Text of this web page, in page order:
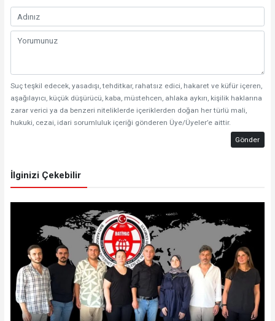
Suç teşkil edecek, yasadışı, tehditkar, rahatsız edici, hakaret ve küfür içeren,
aşağılayıcı, küçük düşürücü, kaba, müstehcen, ahlaka aykırı, kişilik haklarına
zarar verici ya da benzeri niteliklerde içeriklerden doğan her türlü mali,
hukuki, cezai, idari sorumluluk içeriği gönderen Üye/Üyeler’e aittir.
Gönder
İlginizi Çekebilir